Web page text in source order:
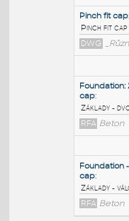
12_in_
DWG
Pinch
Pinch
DWG